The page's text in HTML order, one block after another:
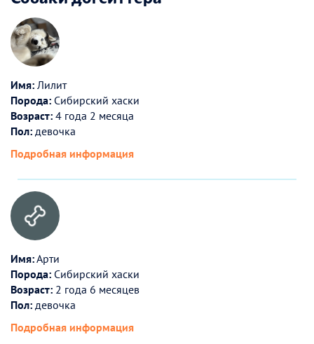
Имя: Лилит
Порода: Сибирский хаски
Возраст: 4 года 2 месяца
Пол: девочка
Подробная информация
Имя:Арти
Порода: Сибирский хаски
Возраст: 2 года 6 месяцев
Пол: девочка
Подробная информация